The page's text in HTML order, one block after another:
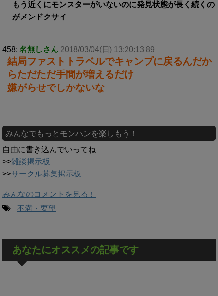
もう近くにモンスターがいないのに発見状態が長く続くの
がメンドクサイ
458: 名無しさん 2018/03/04(日) 13:20:13.89
結局ファストトラベルでキャンプに戻るんだか
らただただ手間が増えるだけ
嫌がらせでしかないな
みんなでもっとモンハンを楽しもう！
自由に書き込んでいってね
>>雑談掲示板
>>サークル募集掲示板
みんなのコメントを見る！
- 不満・要望
あなたにオススメの記事です